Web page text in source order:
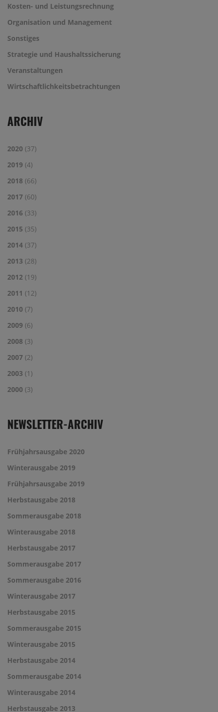
Kosten- und Leistungsrechnung
Organisation und Management
Sonstiges
Strategie und Haushaltssicherung
Veranstaltungen
Wirtschaftlichkeitsbetrachtungen
ARCHIV
2020 (37)
2019 (4)
2018 (66)
2017 (60)
2016 (33)
2015 (35)
2014 (37)
2013 (28)
2012 (19)
2011 (12)
2010 (7)
2009 (6)
2008 (3)
2007 (2)
2003 (1)
2000 (3)
NEWSLETTER-ARCHIV
Frühjahrsausgabe 2020
Winterausgabe 2019
Frühjahrsausgabe 2019
Herbstausgabe 2018
Sommerausgabe 2018
Winterausgabe 2018
Herbstausgabe 2017
Sommerausgabe 2017
Sommerausgabe 2016
Winterausgabe 2017
Herbstausgabe 2015
Sommerausgabe 2015
Winterausgabe 2015
Herbstausgabe 2014
Sommerausgabe 2014
Winterausgabe 2014
Herbstausgabe 2013